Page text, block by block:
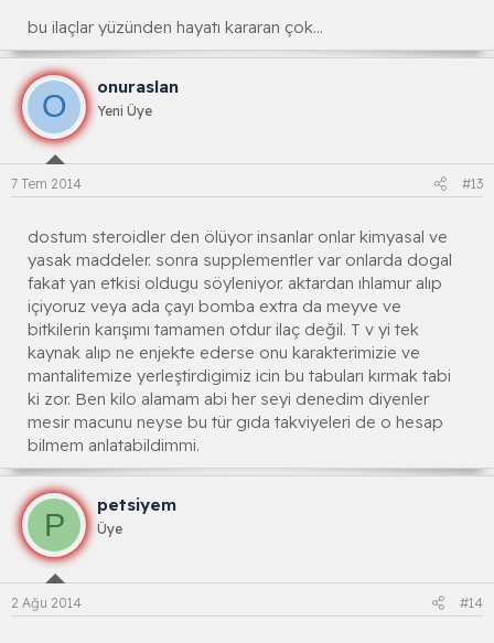
bu ilaçlar yüzünden hayatı kararan çok...
O
onuraslan
Yeni Üye
7 Tem 2014 #13
dostum steroidler den ölüyor insanlar onlar kimyasal ve
yasak maddeler. sonra supplementler var onlarda dogal
fakat yan etkisi oldugu söyleniyor. aktardan ıhlamur alıp
içiyoruz veya ada çayı bomba extra da meyve ve
bitkilerin karışımı tamamen otdur ilaç değil. T v yi tek
kaynak alıp ne enjekte ederse onu karakterimizie ve
mantalitemize yerleştirdigimiz icin bu tabuları kırmak tabi
ki zor. Ben kilo alamam abi her seyi denedim diyenler
mesir macunu neyse bu tür gıda takviyeleri de o hesap
bilmem anlatabildimmi.
P
petsiyem
Üye
2 Ağu 2014 #14